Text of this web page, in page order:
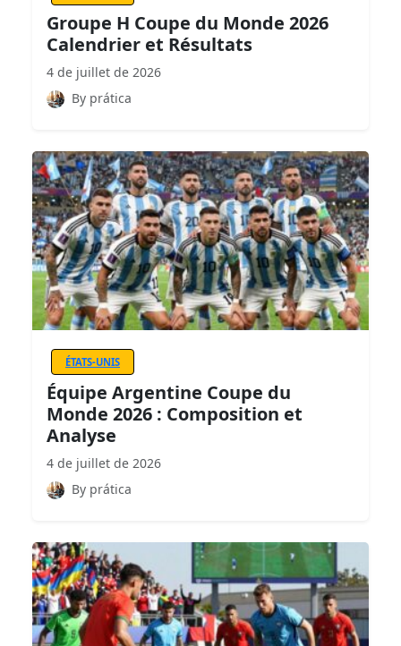
Groupe H Coupe du Monde 2026
Calendrier et Résultats
4 de juillet de 2026
By prática
ÉTATS-UNIS
Équipe Argentine Coupe du
Monde 2026 : Composition et
Analyse
4 de juillet de 2026
By prática